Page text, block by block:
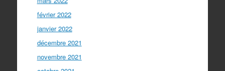
février 2022
janvier 2022
décembre 2021
novembre 2021